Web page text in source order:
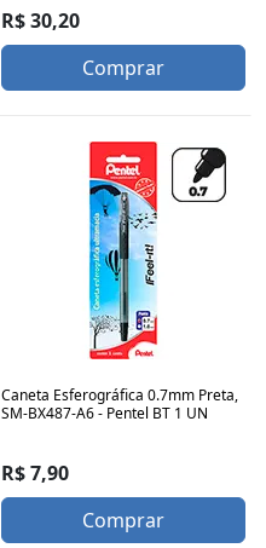
R$ 30,20
Comprar
Caneta Esferográfica 0.7mm Preta,
SM-BX487-A6 - Pentel BT 1 UN
R$ 7,90
Comprar